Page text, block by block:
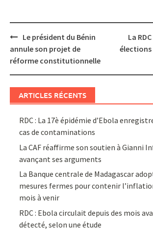
Post
navigation
Le président du Bénin
annule son projet de
réforme constitutionnelle
La
élections
ARTICLES RÉCENTS
RDC : La 17è épidémie d’Ebola
cas de contaminations
La CAF réaffirme son soutien à Gianni
avançant ses arguments
La Banque centrale de Madagascar
mesures fermes pour contenir
mois à venir
RDC : Ebola circulait depuis des mois
détecté, selon une étude